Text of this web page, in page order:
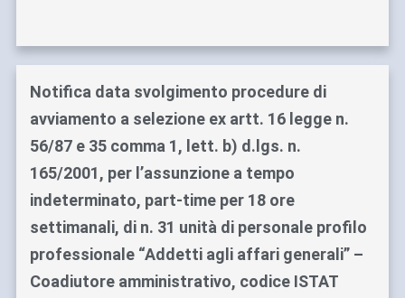
Notifica data svolgimento procedure di
avviamento a selezione ex artt. 16 legge n.
56/87 e 35 comma 1, lett. b) d.lgs. n.
165/2001, per l’assunzione a tempo
indeterminato, part-time per 18 ore
settimanali, di n. 31 unità di personale profilo
professionale “Addetti agli affari generali” –
Coadiutore amministrativo, codice ISTAT